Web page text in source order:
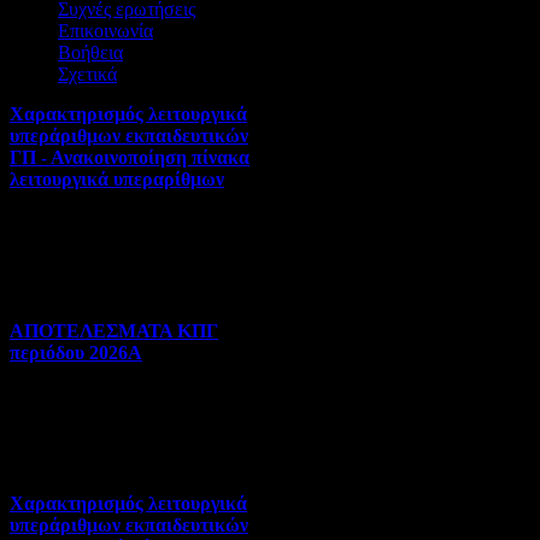
Πανελλήνιες | 31-07-2026 |
Hits:25
Χαρακτηρισμός λειτουργικά
υπεράριθμων εκπαιδευτικών
ΓΠ - Ανακοινοποίηση πίνακα
λειτουργικά υπεραρίθμων
ΑΠΟΤΕΛΕΣΜΑΤΑ ΚΠΓ
περιόδου 2026Α
Χαρακτηρισμός λειτουργικά
υπεράριθμων εκπαιδευτικών
Συχνές ερωτήσεις
Επικοινωνία
Βοήθεια
Σχετικά